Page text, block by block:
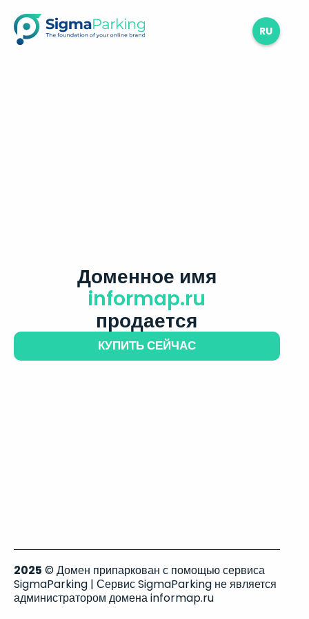
RU
Доменное имя
informap.ru
продается
КУПИТЬ СЕЙЧАС
2025 © Домен припаркован с помощью сервиса
SigmaParking | Сервис SigmaParking не является
администратором домена informap.ru